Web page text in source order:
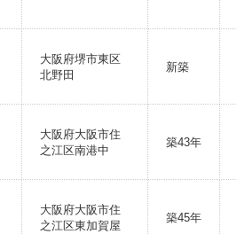
大阪府堺市東区
北野田
新築
大阪府大阪市住
之江区南港中
築43年
大阪府大阪市住
之江区東加賀屋
築45年